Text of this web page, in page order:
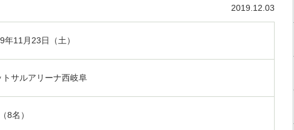
2019.12.03
年11月23日（土）
トサルアリーナ西岐阜
8名）